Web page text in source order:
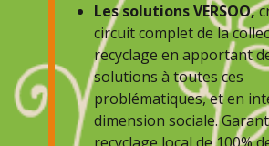
Les solutionsVERSOO,
circuit complet de la
recyclage en apportant
solutions à toutes ces
problématiques, et en
dimension sociale.